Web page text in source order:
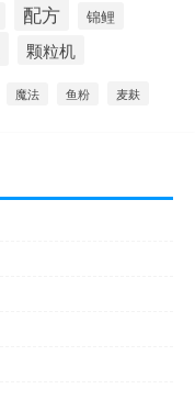
配方 锦鲤
颗粒机
魔法 鱼粉 麦麸